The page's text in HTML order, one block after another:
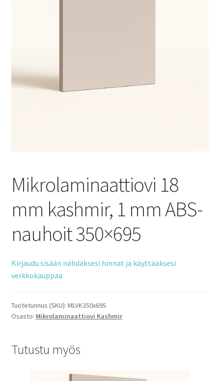
Mikrolaminaattiovi 18
mm kashmir, 1 mm ABS-
nauhoit 350×695
Kirjaudu sisään nähdäksesi hinnat ja käyttääksesi
verkkokauppaa
Tuotetunnus (SKU): MLVK350x695
Osasto: Mikrolaminaattiovi Kashmir
Tutustu myös